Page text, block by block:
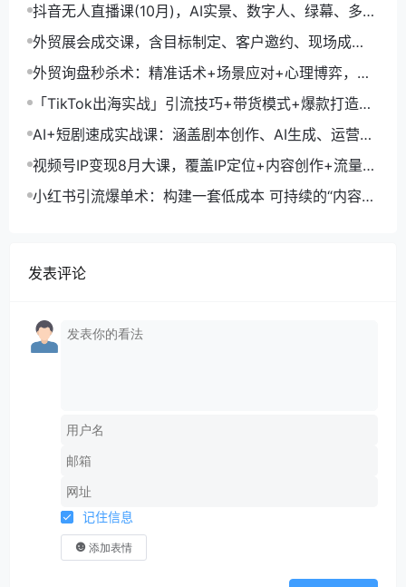
抖音无人直播课(10月)，AI实景、数字人、绿幕、多种
玩法、24小时自动盈利
外贸展会成交课，含目标制定、客户邀约、现场成
交，系统化SOP提升参展ROI
外贸询盘秒杀术：精准话术+场景应对+心理博弈，单
月询盘转化率提升200%
「TikTok出海实战」引流技巧+带货模式+爆款打造，
单月变现10万+秘籍
AI+短剧速成实战课：涵盖剧本创作、AI生成、运营变
现，单部剧收益破万
视频号IP变现8月大课，覆盖IP定位+内容创作+流量获
取+合规运营+商业转化
小红书引流爆单术：构建一套低成本 可持续的“内容-
发表评论
记住信息
添加表情